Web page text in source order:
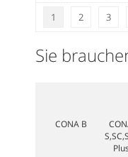
1 2 3
Sie
CONA B